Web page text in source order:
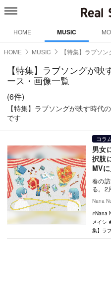
HOME MUSIC
HOME MUSIC 【特集】ラブソ
【特集】ラブソングが
ース・画像一覧
(6件)
【特集】ラブソングが映す時代
です
コラ
男女
択肢
MV
春の
る。2
と今
Nana
Nana
メイシ
集】ラ